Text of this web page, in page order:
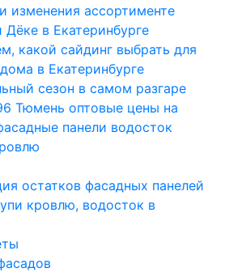
изменения ассортименте
Дёке в Екатеринбурге
какой сайдинг выбрать для
в Екатеринбурге
сезон в самом разгаре
Тюмень оптовые цены на
панели водосток
остатков фасадных панелей
кровлю, водосток в